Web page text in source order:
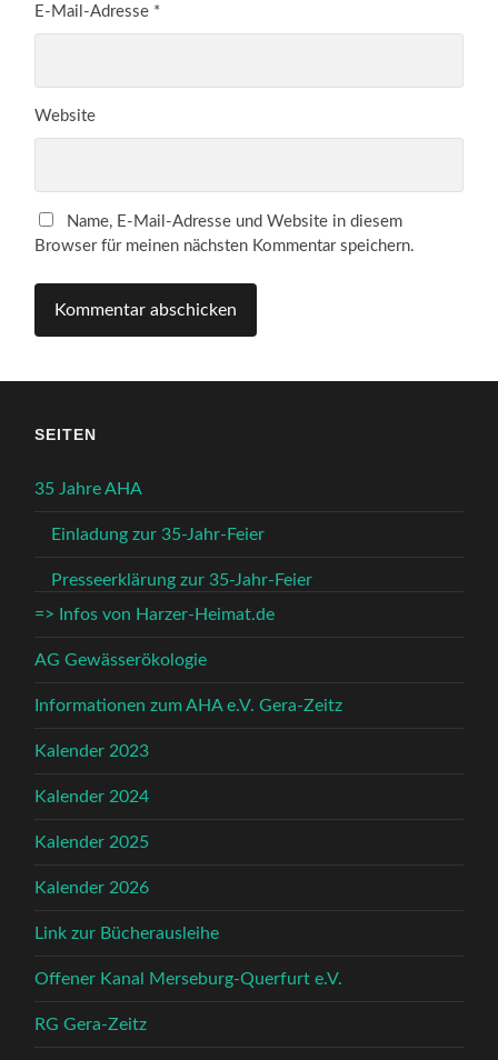
E-Mail-Adresse *
Website
Name, E-Mail-Adresse und Website in diesem
Browser für meinen nächsten Kommentar speichern.
SEITEN
35 Jahre AHA
Einladung zur 35-Jahr-Feier
Presseerklärung zur 35-Jahr-Feier
=> Infos von Harzer-Heimat.de
AG Gewässerökologie
Informationen zum AHA e.V. Gera-Zeitz
Kalender 2023
Kalender 2024
Kalender 2025
Kalender 2026
Link zur Bücherausleihe
Offener Kanal Merseburg-Querfurt e.V.
RG Gera-Zeitz